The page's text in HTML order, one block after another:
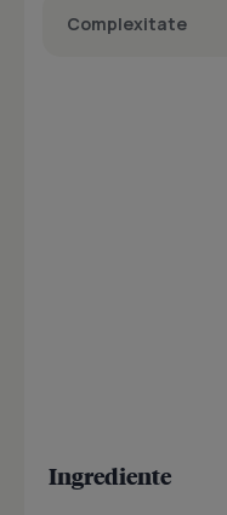
Complexitate
Ingrediente